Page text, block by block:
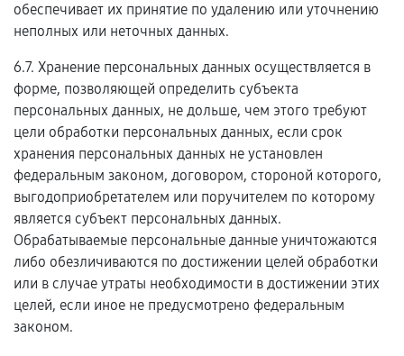
обеспечивает их принятие по удалению или уточнению
неполных или неточных данных.
6.7. Хранение персональных данных осуществляется в
форме, позволяющей определить субъекта
персональных данных, не дольше, чем этого требуют
цели обработки персональных данных, если срок
хранения персональных данных не установлен
федеральным законом, договором, стороной которого,
выгодоприобретателем или поручителем по которому
является субъект персональных данных.
Обрабатываемые персональные данные уничтожаются
либо обезличиваются по достижении целей обработки
или в случае утраты необходимости в достижении этих
целей, если иное не предусмотрено федеральным
законом.